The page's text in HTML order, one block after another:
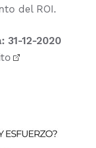
del ROI.
31-12-2020